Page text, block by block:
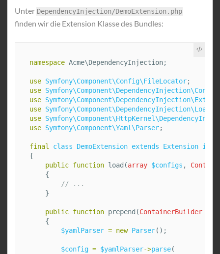
Unter DependencyInjection/DemoExtension.php
finden wir die Extension Klasse des Bundles:
namespace Acme\DependencyInjection;
use Symfony\Component\Config\FileLocator;
use
use
use Symfony\Component\DependencyInjection\Loader
use
use Symfony\Component\Yaml\Parser;
final class DemoExtension extends Extension
{
public function load (array $configs ,
{
// ...
}
public function prepend (ContainerBuilder
{
$yamlParser = new Parser();
$config = $yamlParser->parse(